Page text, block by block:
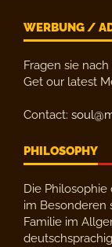
WERBUNG /
Fragen sie
Get our latest
Contact:
PHILOSOPHY
Die Philosophie
im Besonderen
Familie im